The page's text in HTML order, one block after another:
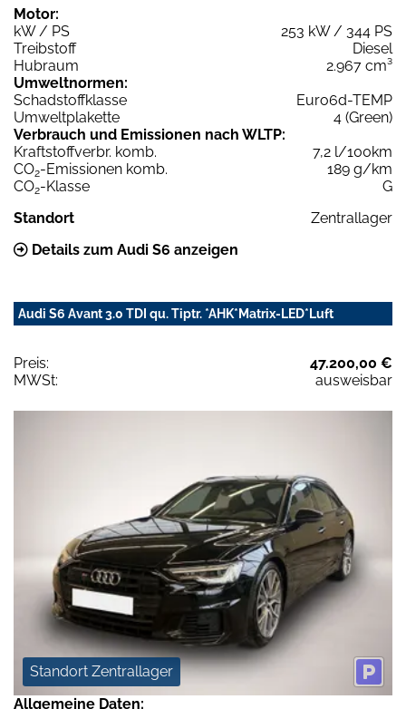
Motor:
kW / PS
253 kW / 344 PS
Treibstoff
Diesel
Hubraum
2.967 cm³
Umweltnormen:
Schadstoffklasse
Euro6d-TEMP
Umweltplakette
4 (Green)
Verbrauch und Emissionen nach WLTP:
Kraftstoffverbr. komb.
7,2 l/100km
CO2-Emissionen komb.
189 g/km
CO2-Klasse
G
Standort
Zentrallager
Details zum Audi S6 anzeigen
Audi S6 Avant 3.0 TDI qu. Tiptr. *AHK*Matrix-LED*Luft
Preis:
47.200,00 €
MWSt:
ausweisbar
Standort Zentrallager
Allgemeine Daten: